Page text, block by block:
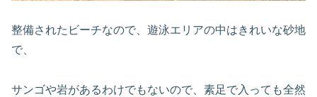
整備されたビーチなので、遊泳エリアの中はきれいな砂地
で、
サンゴや岩があるわけでもないので、素足で入っても全然